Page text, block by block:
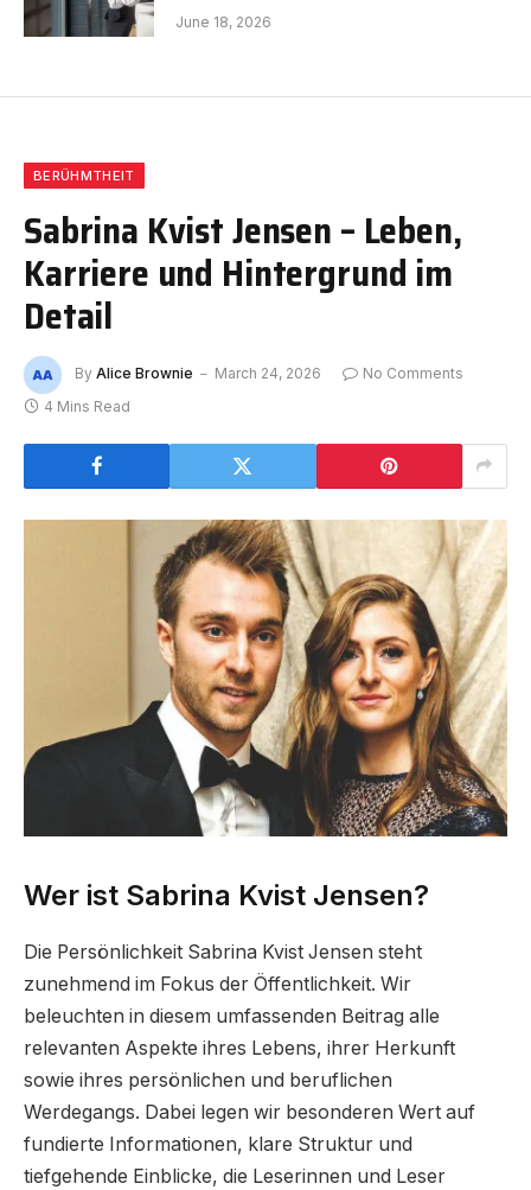
June 18, 2026
BERÜHMTHEIT
Sabrina Kvist Jensen – Leben,
Karriere und Hintergrund im
Detail
By Alice Brownie March 24, 2026
No Comments
4 Mins Read
Wer ist Sabrina Kvist Jensen?
Die Persönlichkeit Sabrina Kvist Jensen steht
zunehmend im Fokus der Öffentlichkeit. Wir
beleuchten in diesem umfassenden Beitrag alle
relevanten Aspekte ihres Lebens, ihrer Herkunft
sowie ihres persönlichen und beruflichen
Werdegangs. Dabei legen wir besonderen Wert auf
fundierte Informationen, klare Struktur und
tiefgehende Einblicke, die Leserinnen und Leser